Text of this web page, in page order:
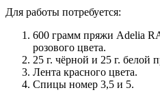
Для работы потребуется:
600 грамм пряжи Adelia
розового цвета.
25 г. чёрной и 25 г. белой
Лента красного цвета.
Спицы номер 3,5 и 5.